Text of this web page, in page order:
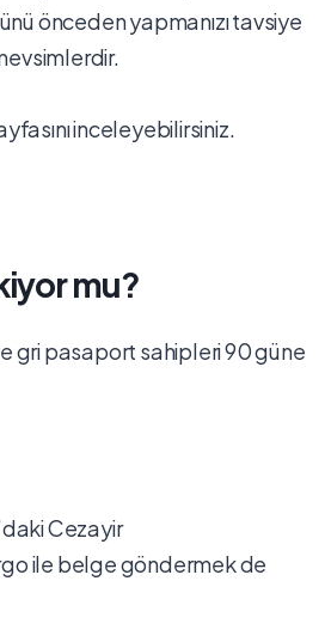
önceden yapmanızı tavsiye
inceleyebilirsiniz.
mu?
gri pasaport sahipleri 90 güne
Cezayir
ile belge göndermek de